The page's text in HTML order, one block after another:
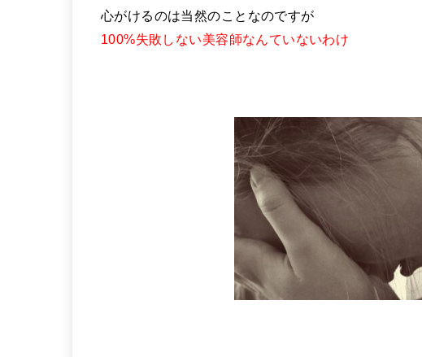
心がけるのは当然のことなのですが
100%失敗しない美容師なんていないわけ